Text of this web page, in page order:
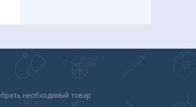
необходимый товар